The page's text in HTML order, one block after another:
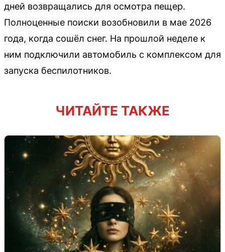
дней возвращались для осмотра пещер.
Полноценные поиски возобновили в мае 2026
года, когда сошёл снег. На прошлой неделе к
ним подключили автомобиль с комплексом для
запуска беспилотников.
ЧИТАЙТЕ ТАКЖЕ